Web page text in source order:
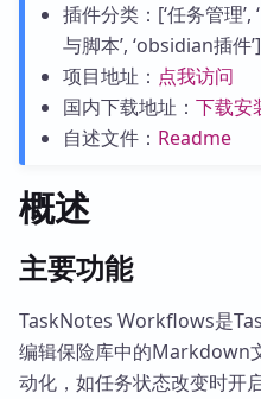
插件分类：[‘任务管理’,
与脚本’, ‘obsidian插件’]
项目地址： 点我访问
国内下载地址： 下载安
自述文件： Readme
概述
主要功能
TaskNotes Workflows是
编辑保险库中的Markdown
动化，如任务状态改变时开